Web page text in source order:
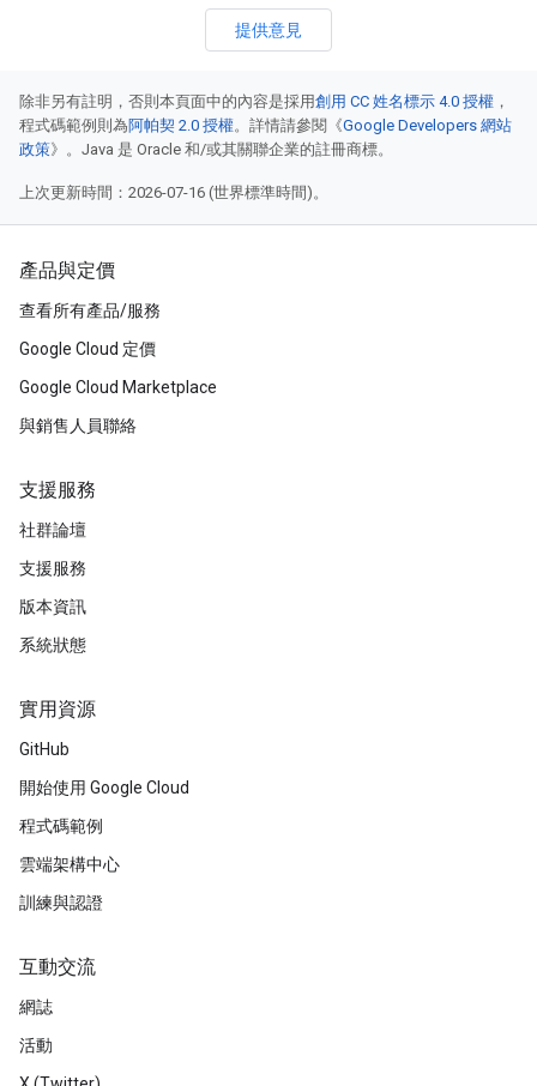
提供意見
除非另有註明，否則本頁面中的內容是採用創用 CC 姓名標示 4.0 授權 ，
程式碼範例則為阿帕契 2.0 授權。詳情請參閱《Google Developers 網站
政策》。Java 是 Oracle 和/或其關聯企業的註冊商標。
上次更新時間：2026-07-16 (世界標準時間)。
產品與定價
查看所有產品/服務
Google Cloud 定價
Google Cloud Marketplace
與銷售人員聯絡
支援服務
社群論壇
支援服務
版本資訊
系統狀態
實用資源
GitHub
開始使用 Google Cloud
程式碼範例
雲端架構中心
訓練與認證
互動交流
網誌
活動